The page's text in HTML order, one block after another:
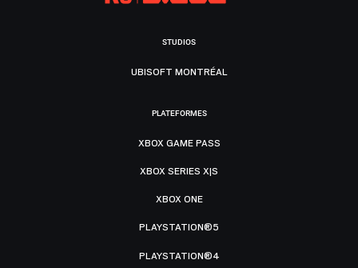
STUDIOS
UBISOFT MONTRÉAL
PLATEFORMES
XBOX GAME PASS
XBOX SERIES X|S
XBOX ONE
PLAYSTATION®5
PLAYSTATION®4